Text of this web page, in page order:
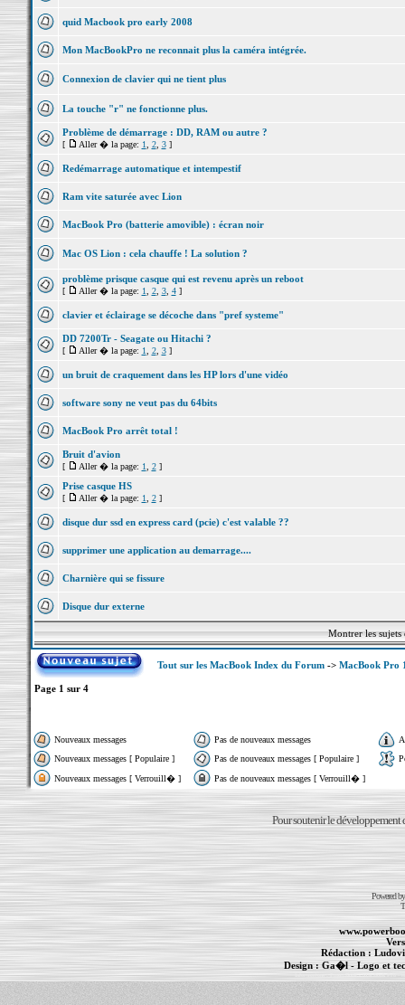
quid Macbook pro early 2008
Mon MacBookPro ne reconnait plus la caméra intégrée.
Connexion de clavier qui ne tient plus
La touche "r" ne fonctionne plus.
Problème de démarrage : DD, RAM ou autre ?
[ Aller � la page: 1 2, 3]
Redémarrage automatique et intempestif
Ram vite saturée avec Lion
MacBook Pro (batterie amovible) : écran noir
Mac OS Lion : cela chauffe ! La solution ?
problème prisque casque qui est revenu après un reboot
[ Aller � la page: 1 2, 3, 4]
clavier et éclairage se décoche dans "pref systeme"
DD 7200Tr - Seagate ou Hitachi ?
[ Aller � la page: 1 2, 3]
un bruit de craquement dans les HP lors d'une vidéo
software sony ne veut pas du 64bits
MacBook Pro arrêt total !
Bruit d'avion
[ Aller � la page: 1 2]
Prise casque HS
[ Aller � la page: 1 2]
disque dur ssd en express card (pcie) c'est valable ??
supprimer une application au demarrage....
Charnière qui se fissure
Disque dur externe
Montrer les
Tout sur les MacBook Index du Forum-> MacBook Pro
Page 1 sur 4
Nouveaux messages Pas de nouveaux messages
Nouveaux messages [ Populaire ]
Pas de nouveaux messages [ Populaire ]
Nouveaux messages [ Verrouill� ]
Pas de nouveaux messages [ Verrouill� ]
Pour soutenir le développement
Powered
Rédaction :
Design :Ga�l - Logo et
PowerBook-MacBook Pro